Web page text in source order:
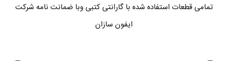
تمامی قطعات استفاده شده با گارانتی کتبی وبا ضمانت نامه شرکت
ایفون سازان